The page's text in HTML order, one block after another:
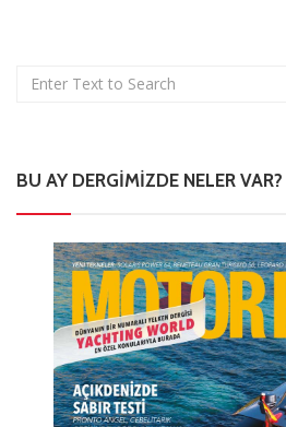
BU AY DERGIMIZDE NELER VAR?